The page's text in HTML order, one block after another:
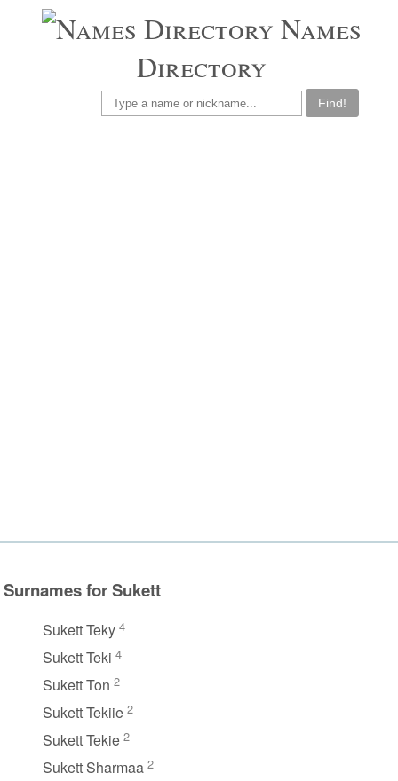
Names
Directory
Find!
Surnames for Sukett
Sukett Teky 4
Sukett Teki 4
Sukett Ton 2
Sukett Tekiie 2
Sukett Tekie 2
Sukett Sharmaa 2